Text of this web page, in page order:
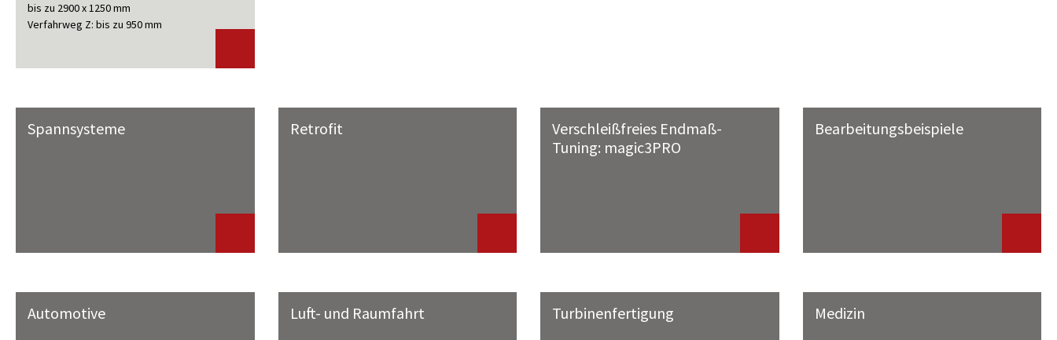
bis zu 2900 x 1250 mm
Verfahrweg Z: bis zu 950 mm
Spannsysteme Retrofit
Verschleißfreies Endmaß-
Tuning: magic3PRO
Bearbeitungsbeispiele
Automotive Luft- und Raumfahrt Turbinenfertigung Medizin